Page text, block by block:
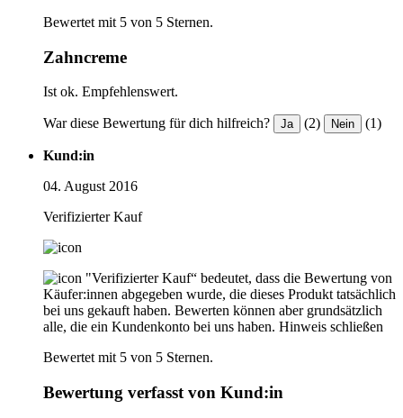
Bewertet mit 5 von 5 Sternen.
Zahncreme
Ist ok. Empfehlenswert.
War diese Bewertung für dich hilfreich? Ja (2) Nein (1)
Kund:in
04. August 2016
Verifizierter Kauf
"Verifizierter Kauf“ bedeutet, dass die Bewertung von
Käufer:innen abgegeben wurde, die dieses Produkt tatsächlich
bei uns gekauft haben. Bewerten können aber grundsätzlich
alle, die ein Kundenkonto bei uns haben. Hinweis schließen
Bewertet mit 5 von 5 Sternen.
Bewertung verfasst von Kund:in